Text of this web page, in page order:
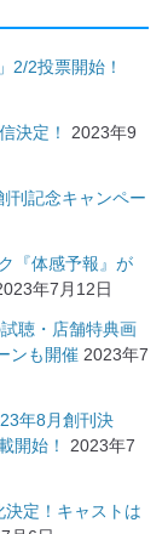
2/2投票開始！
決定！
2023年9
刊記念キャンペー
『体感予報』が
年7月12日
聴・店舗特典画
ンも開催 2023年7
年8月創刊決
開始！
2023年7
決定！キャストは